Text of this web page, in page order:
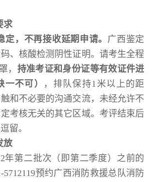
求
定，不再接收延期申请。 广西鉴定
、核酸检测阴性证明。请考生全程
， 持准考证和身份证等有效证件进
不可）
，排队保持1 米以上的距
和不必要的沟通交流，未经允许不
考核无关的其它区域。考评结束后
留。
放
年第二批次（即第二季度）之前的
5712119预约广西消防救援总队消防